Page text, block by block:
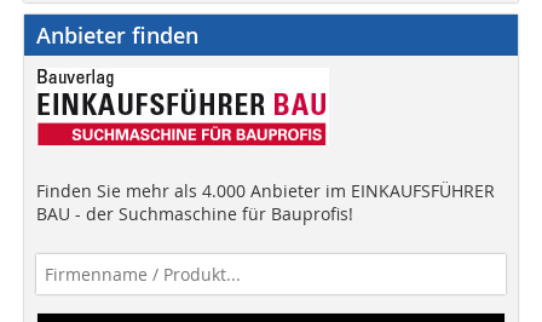
Anbieter finden
Finden Sie mehr als 4.000 Anbieter im EINKAUFSFÜHRER
BAU - der Suchmaschine für Bauprofis!